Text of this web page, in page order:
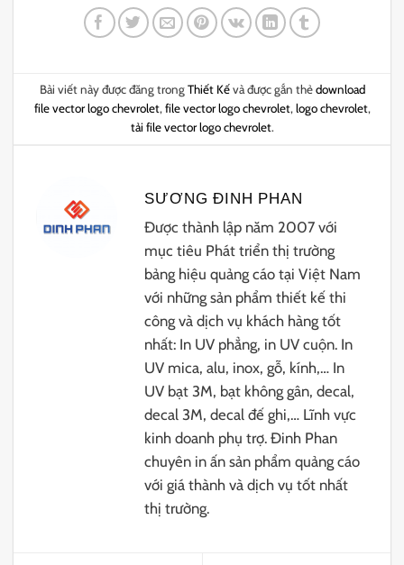
Bài viết này được đăng trongThiết Kếvà được gắn thẻdownload
file vector logo chevrolet, file vector logo chevrolet, logo chevrolet,
tải file vector logo chevrolet.
SƯƠNG ĐINH PHAN
Được thành lập năm 2007 với
mục tiêu Phát triển thị trường
bảng hiệu quảng cáo tại Việt Nam
với những sản phẩm thiết kế thi
công và dịch vụ khách hàng tốt
nhất: In UV phẳng, in UV cuộn. In
UV mica, alu, inox, gỗ, kính,… In
UV bạt 3M, bạt không gân, decal,
decal 3M, decal đế ghi,… Lĩnh vực
kinh doanh phụ trợ. Đinh Phan
chuyên in ấn sản phẩm quảng cáo
với giá thành và dịch vụ tốt nhất
thị trường.